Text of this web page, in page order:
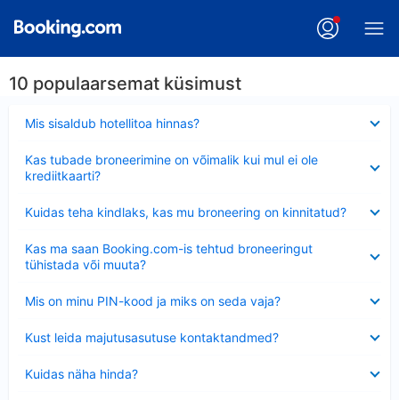
10 populaarsemat küsimust
Mis sisaldub hotellitoa hinnas?
Kas tubade broneerimine on võimalik kui mul ei ole
krediitkaarti?
Kuidas teha kindlaks, kas mu broneering on kinnitatud?
Kas ma saan Booking.com-is tehtud broneeringut
tühistada või muuta?
Mis on minu PIN-kood ja miks on seda vaja?
Kust leida majutusasutuse kontaktandmed?
Kuidas näha hinda?